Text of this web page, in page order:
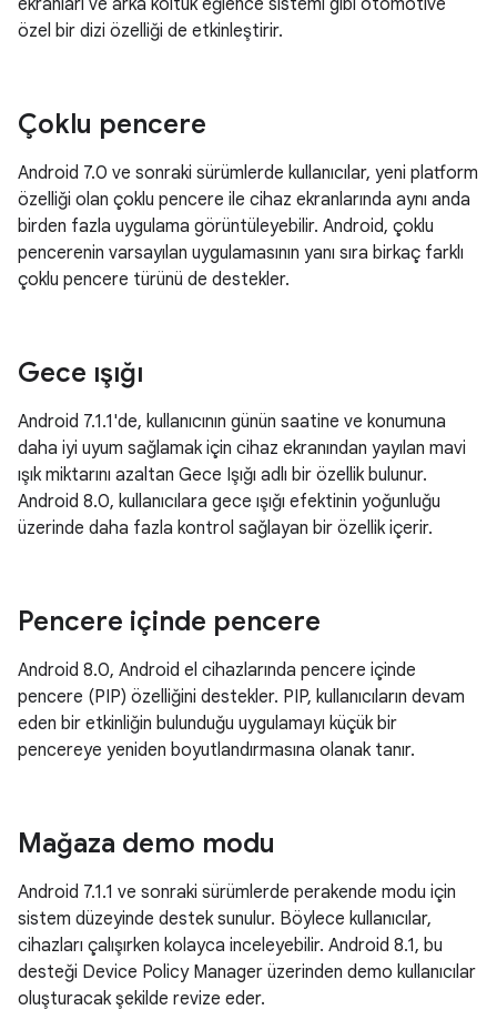
ekranları ve arka koltuk eğlence sistemi gibi otomotive
özel bir dizi özelliği de etkinleştirir.
Çoklu pencere
Android 7.0 ve sonraki sürümlerde kullanıcılar, yeni platform
özelliği olan çoklu pencere ile cihaz ekranlarında aynı anda
birden fazla uygulama görüntüleyebilir. Android, çoklu
pencerenin varsayılan uygulamasının yanı sıra birkaç farklı
çoklu pencere türünü de destekler.
Gece ışığı
Android 7.1.1'de, kullanıcının günün saatine ve konumuna
daha iyi uyum sağlamak için cihaz ekranından yayılan mavi
ışık miktarını azaltan Gece Işığı adlı bir özellik bulunur.
Android 8.0, kullanıcılara gece ışığı efektinin yoğunluğu
üzerinde daha fazla kontrol sağlayan bir özellik içerir.
Pencere içinde pencere
Android 8.0, Android el cihazlarında pencere içinde
pencere (PIP) özelliğini destekler. PIP, kullanıcıların devam
eden bir etkinliğin bulunduğu uygulamayı küçük bir
pencereye yeniden boyutlandırmasına olanak tanır.
Mağaza demo modu
Android 7.1.1 ve sonraki sürümlerde perakende modu için
sistem düzeyinde destek sunulur. Böylece kullanıcılar,
cihazları çalışırken kolayca inceleyebilir. Android 8.1, bu
desteği Device Policy Manager üzerinden demo kullanıcılar
oluşturacak şekilde revize eder.